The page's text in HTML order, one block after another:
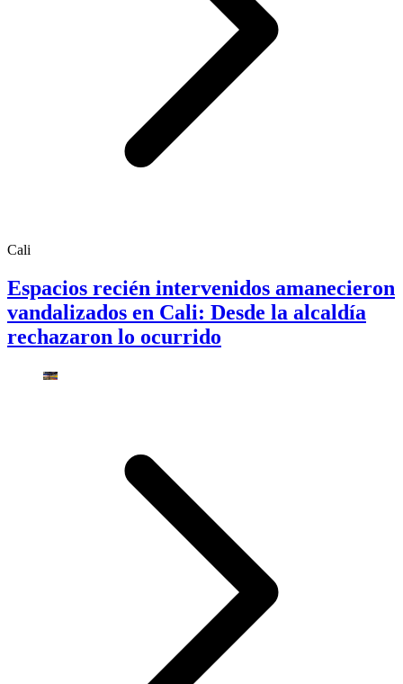
Cali
Espacios recién intervenidos amanecieron
vandalizados en Cali: Desde la alcaldía
rechazaron lo ocurrido